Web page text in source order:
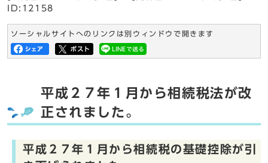
ID:12158
ソーシャルサイトへのリンクは別ウィンドウで開きます
平成２７年１月から相続税法が改
正されました。
平成２７年１月から相続税の基礎控除が引